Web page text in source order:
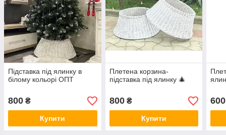
Підставка під ялинку в
білому кольорі ОПТ
800 ₴
Купити
Плетена корзина-
підставка під ялинку 🎄
800₴
Купити
600